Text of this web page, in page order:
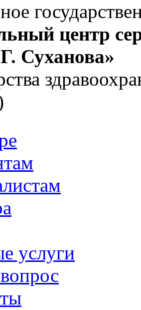
центр
Суханова»
услуги